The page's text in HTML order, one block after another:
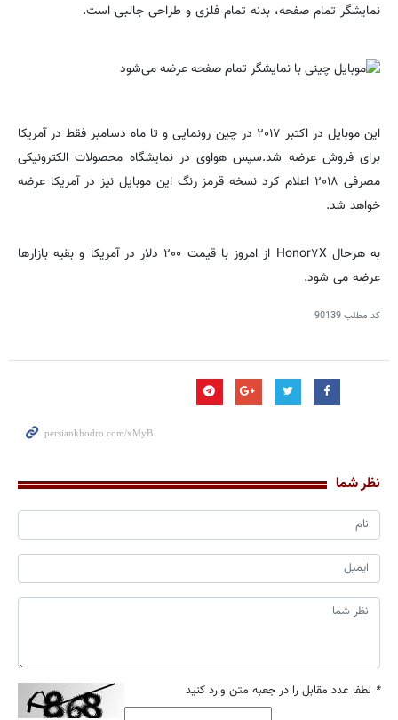
نمایشگر تمام صفحه، بدنه تمام فلزی و طراحی جالبی است.
این موبایل در اکتبر ۲۰۱۷ در چین رونمایی و تا ماه دسامبر فقط در آمریکا
برای فروش عرضه شد.سپس هواوی در نمایشگاه محصولات الکترونیکی
مصرفی ۲۰۱۸ اعلام کرد نسخه قرمز رنگ این موبایل نیز در آمریکا عرضه
خواهد شد.
به هرحال Honor۷X از امروز با قیمت ۲۰۰ دلار در آمریکا و بقیه بازارها
عرضه می شود.
کد مطلب90139
نظر شما
* لطفا عدد مقابل را در جعبه متن وارد کنید